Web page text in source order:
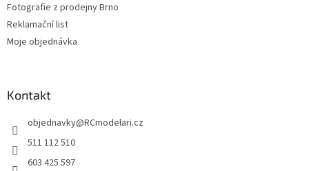
Fotografie z prodejny Brno
Reklamační list
Moje objednávka
Kontakt
objednavky@RCmodelari.cz
511 112 510
603 425 597